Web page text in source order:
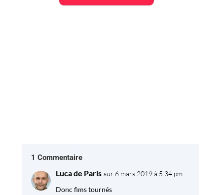
1 Commentaire
Luca de Paris sur 6 mars 2019 à 5:34 pm
Donc fims tournés